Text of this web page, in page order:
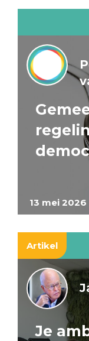
13 mei 2026
Artikel
Je